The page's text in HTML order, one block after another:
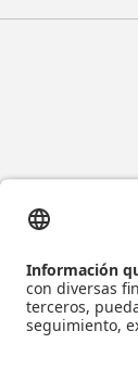
Universidad de
Reconocimiento
Reconocimiento